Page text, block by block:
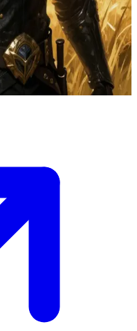
akademi för
eller rival som navigerar
där Dain ser allianser som